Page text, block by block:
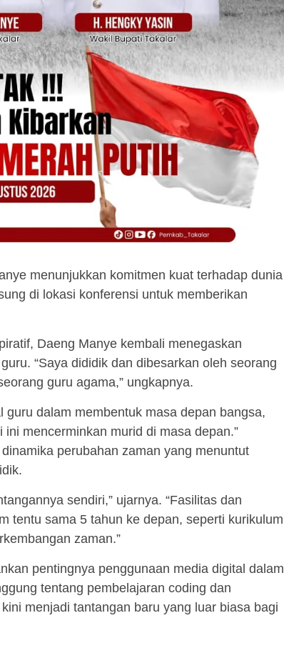
menunjukkan komitmen kuat terhadap dunia
di lokasi konferensi untuk memberikan
Daeng Manye kembali menegaskan
“Saya dididik dan dibesarkan oleh seorang
guru agama,” ungkapnya.
guru dalam membentuk masa depan bangsa,
ini mencerminkan murid di masa depan.”
perubahan zaman yang menuntut
sendiri,” ujarnya. “Fasilitas dan
tentu sama 5 tahun ke depan, seperti kurikulum
zaman.”
pentingnya penggunaan media digital dalam
tentang pembelajaran coding dan
menjadi tantangan baru yang luar biasa bagi